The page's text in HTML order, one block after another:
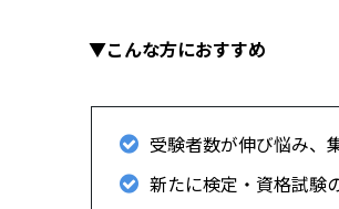
▼こんな方におすすめ
受験者数が伸び悩み、
新たに検定・資格試験